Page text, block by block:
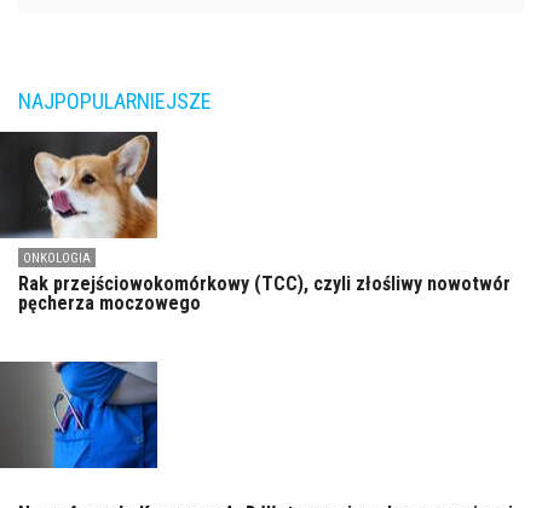
NAJPOPULARNIEJSZE
ONKOLOGIA
Rak przejściowokomórkowy (TCC), czyli złośliwy nowotwór
pęcherza moczowego